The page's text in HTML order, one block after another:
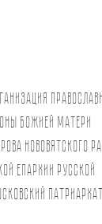
Божией Матери
Нововятского
Епархии Русской